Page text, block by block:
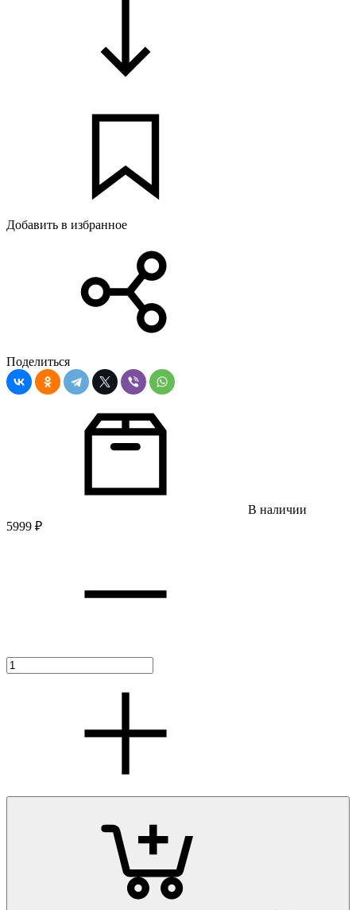
Добавить в избранное
Поделиться
В наличии
5999 ₽